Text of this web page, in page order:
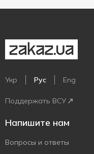
Укр Рус Eng
Поддержать ВСУ
Напишите нам
Вопросы и ответы